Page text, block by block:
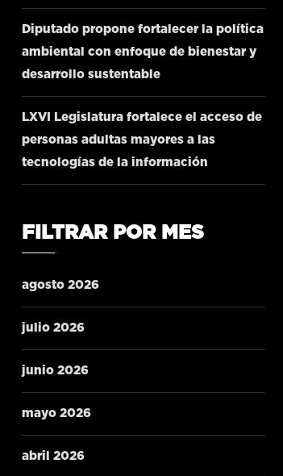
Diputado propone fortalecer la política
ambiental con enfoque de bienestar y
desarrollo sustentable
LXVI Legislatura fortalece el acceso de
personas adultas mayores a las
tecnologías de la información
FILTRAR POR MES
agosto 2026
julio 2026
junio 2026
mayo 2026
abril 2026